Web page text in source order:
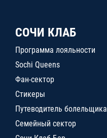
СОЧИ КЛАБ
Программа лояльности
Sochi Queens
Фан-сектор
Стикеры
Путеводитель болельщика
Семейный сектор